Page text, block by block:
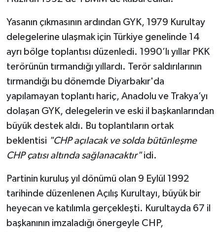
Yasanın çıkmasının ardından GYK, 1979 Kurultay
delegelerine ulaşmak için Türkiye genelinde 14
ayrı bölge toplantısı düzenledi. 1990’lı yıllar PKK
terörünün tırmandığı yıllardı. Terör saldırılarının
tırmandığı bu dönemde Diyarbakır'da
yapılamayan toplantı hariç, Anadolu ve Trakya’yı
dolaşan GYK, delegelerin ve eski il başkanlarından
büyük destek aldı. Bu toplantıların ortak
beklentisi "CHP açılacak ve solda bütünleşme
CHP çatısı altında sağlanacaktır"idi.
Partinin kuruluş yıl dönümü olan 9 Eylül 1992
tarihinde düzenlenen Açılış Kurultayı, büyük bir
heyecan ve katılımla gerçekleşti. Kurultayda 67 il
başkanının imzaladığı önergeyle CHP,